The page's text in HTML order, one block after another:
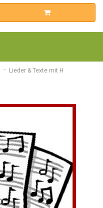
Lieder & Texte mit H